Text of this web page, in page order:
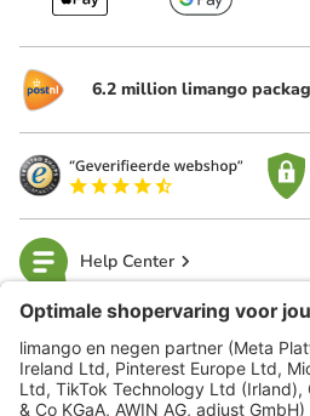
6.2 million limango
Help Center
limango
Veilig winkelen